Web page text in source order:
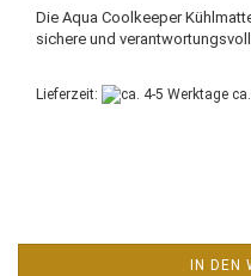
Die Aqua Coolkeeper
sichere und
Lieferzeit:
IN DEN